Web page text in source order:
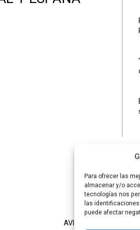
Para ofrecer las
almacenar y/o
tecnologías nos
las
puede afectar
AVISO LEGAL